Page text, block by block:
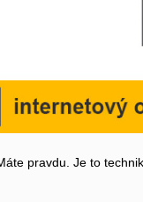
pravdu. Je to